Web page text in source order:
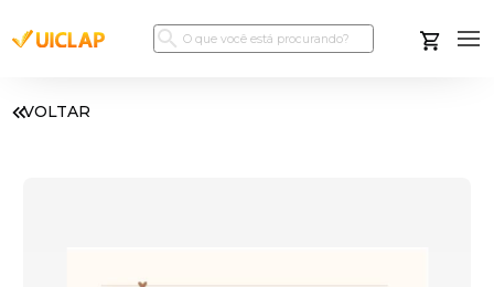
VOLTAR